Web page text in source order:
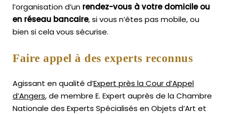
l’organisation d’un rendez-vous à votre domicile ou
en réseau bancaire, si vous n’êtes pas mobile, ou
bien si cela vous sécurise.
Faire appel à des experts reconnus
Agissant en qualité d’Expert près la Cour d’Appel
d’Angers, de membre E. Expert auprès de laChambre
Nationale des Experts Spécialisés en Objets d’Art et